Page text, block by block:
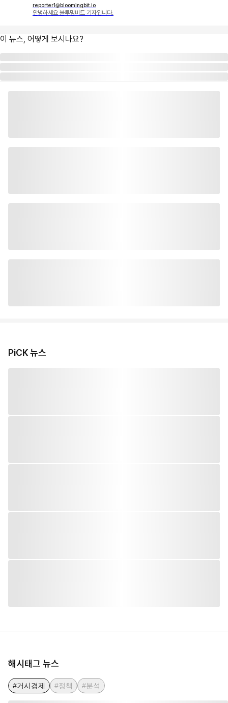
reporter1@bloomingbit.io
안녕하세요 블루밍비트 기자입니다.
이 뉴스, 어떻게 보시나요?
PiCK 뉴스
해시태그 뉴스
#거시경제 #정책 #분석